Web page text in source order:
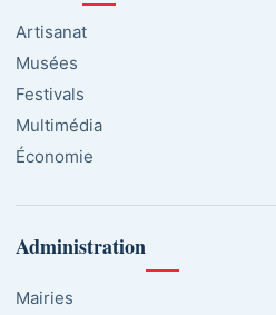
Artisanat
Musées
Festivals
Multimédia
Économie
Administration
Mairies